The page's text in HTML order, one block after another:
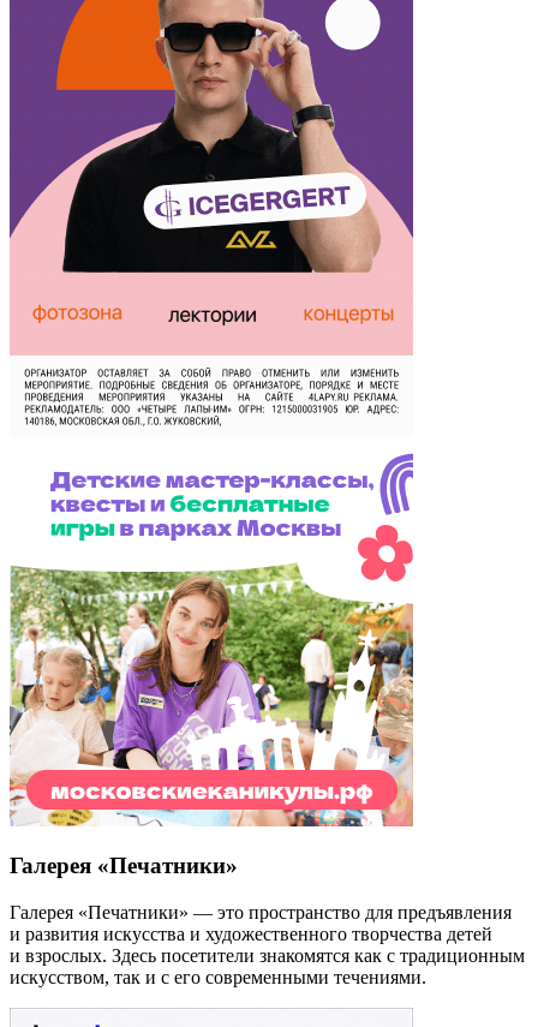
Галерея «Печатники»
Галерея «Печатники» — это пространство для предъявления
и развития искусства и художественного творчества детей
и взрослых. Здесь посетители знакомятся как с традиционным
искусством, так и с его современными течениями.